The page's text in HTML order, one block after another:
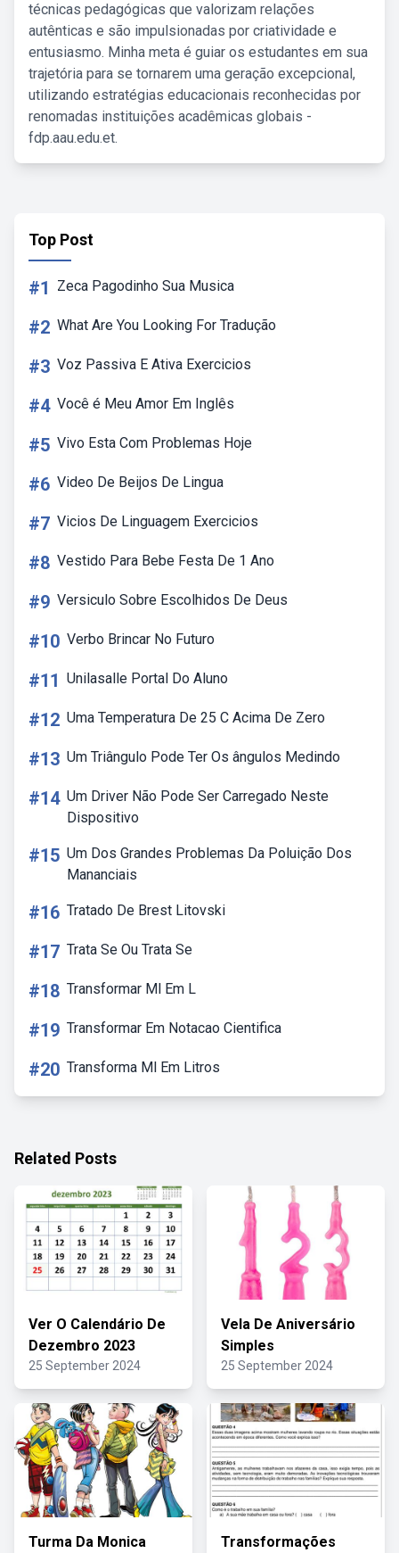
técnicas pedagógicas que valorizam relações
autênticas e são impulsionadas por criatividade e
entusiasmo. Minha meta é guiar os estudantes em sua
trajetória para se tornarem uma geração excepcional,
utilizando estratégias educacionais reconhecidas por
renomadas instituições acadêmicas globais -
fdp.aau.edu.et.
Top Post
#1 Zeca Pagodinho Sua Musica
#2 What Are You Looking For Tradução
#3 Voz Passiva E Ativa Exercicios
#4 Você é Meu Amor Em Inglês
#5 Vivo Esta Com Problemas Hoje
#6 Video De Beijos De Lingua
#7 Vicios De Linguagem Exercicios
#8 Vestido Para Bebe Festa De 1 Ano
#9 Versiculo Sobre Escolhidos De Deus
#10 Verbo Brincar No Futuro
#11 Unilasalle Portal Do Aluno
#12 Uma Temperatura De 25 C Acima De Zero
#13 Um Triângulo Pode Ter Os ângulos Medindo
#14 Um Driver Não Pode Ser Carregado Neste
Dispositivo
#15 Um Dos Grandes Problemas Da Poluição Dos
Mananciais
#16 Tratado De Brest Litovski
#17 Trata Se Ou Trata Se
#18 Transformar Ml Em L
#19 Transformar Em Notacao Cientifica
#20 Transforma Ml Em Litros
Related Posts
Ver O Calendário De
Dezembro 2023
25 September 2024
Vela De Aniversário
Simples
25 September 2024
Turma Da Monica Transformações